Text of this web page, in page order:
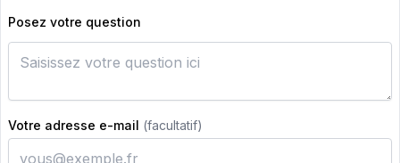
Posez votre question
Votre adresse e-mail (facultatif)